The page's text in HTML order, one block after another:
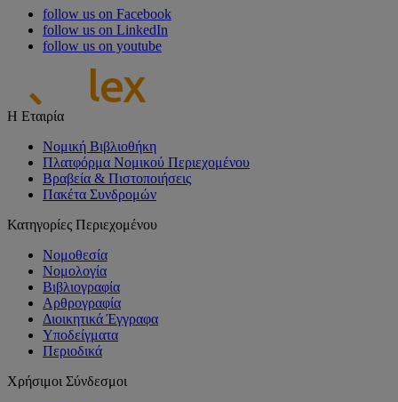
follow us on Facebook
follow us on LinkedIn
follow us on youtube
Η Εταιρία
Νομική Βιβλιοθήκη
Πλατφόρμα Νομικού Περιεχομένου
Βραβεία & Πιστοποιήσεις
Πακέτα Συνδρομών
Κατηγορίες Περιεχομένου
Νομοθεσία
Νομολογία
Βιβλιογραφία
Αρθρογραφία
Διοικητικά Έγγραφα
Υποδείγματα
Περιοδικά
Χρήσιμοι Σύνδεσμοι